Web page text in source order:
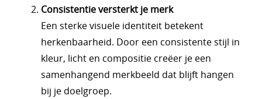
Consistentie versterkt je merk
Een sterke visuele identiteit betekent
herkenbaarheid. Door een consistente stijl in
kleur, licht en compositie creëer je een
samenhangend merkbeeld dat blijft hangen
bij je doelgroep.